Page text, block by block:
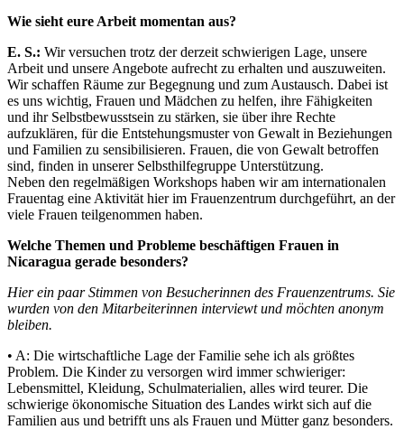
Wie sieht eure Arbeit momentan aus?
E. S.: Wir versuchen trotz der derzeit schwierigen Lage, unsere
Arbeit und unsere Angebote aufrecht zu erhalten und auszuweiten.
Wir schaffen Räume zur Begegnung und zum Austausch. Dabei ist
es uns wichtig, Frauen und Mädchen zu helfen, ihre Fähigkeiten
und ihr Selbstbewusstsein zu stärken, sie über ihre Rechte
aufzuklären, für die Entstehungsmuster von Gewalt in Beziehungen
und Familien zu sensibilisieren. Frauen, die von Gewalt betroffen
sind, finden in unserer Selbsthilfegruppe Unterstützung.
Neben den regelmäßigen Workshops haben wir am internationalen
Frauentag eine Aktivität hier im Frauenzentrum durchgeführt, an der
viele Frauen teilgenommen haben.
Welche Themen und Probleme beschäftigen Frauen in
Nicaragua gerade besonders?
Hier ein paar Stimmen von Besucherinnen des Frauenzentrums. Sie
wurden von den Mitarbeiterinnen interviewt und möchten anonym
bleiben.
• A: Die wirtschaftliche Lage der Familie sehe ich als größtes
Problem. Die Kinder zu versorgen wird immer schwieriger:
Lebensmittel, Kleidung, Schulmaterialien, alles wird teurer. Die
schwierige ökonomische Situation des Landes wirkt sich auf die
Familien aus und betrifft uns als Frauen und Mütter ganz besonders.